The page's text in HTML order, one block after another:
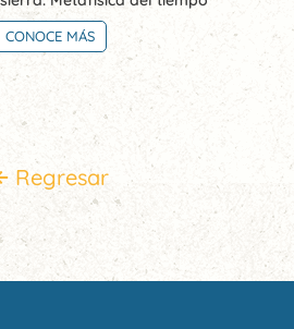
CONOCE MÁS
Regresar